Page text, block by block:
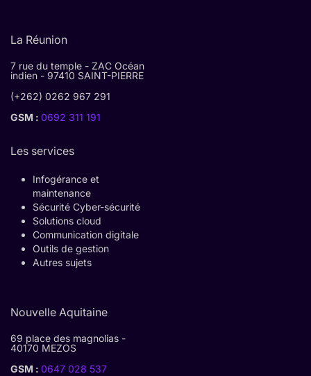
La Réunion
7 rue du temple - ZAC Océan
indien - 97410 SAINT-PIERRE
(+262) 0262 967 291
GSM : 0692 311 191
Les services
Infogérance et
maintenance
Sécurité Cyber-sécurité
Solutions cloud
Communication digitale
Outils de gestion
Autres sujets
Nouvelle Aquitaine
69 place des magnolias -
40170 MEZOS
GSM : 0647 028 537